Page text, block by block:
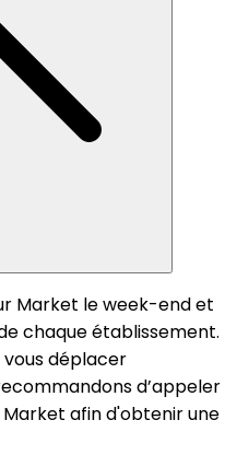
Market le week-end et
chaque établissement.
vous déplacer
d’appeler
afin d'obtenir une